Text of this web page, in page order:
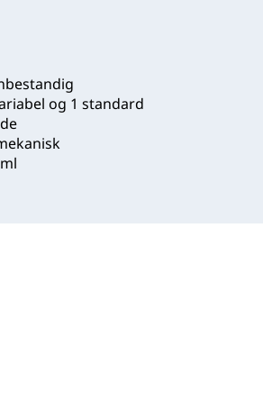
og 1 standard